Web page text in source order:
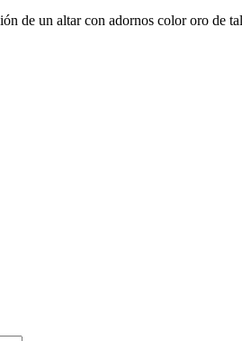
de un altar con adornos color oro de